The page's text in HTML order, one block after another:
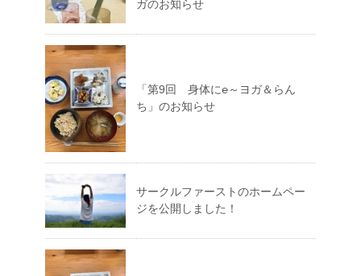
ガのお知らせ
「第9回 身体に℮～ヨガ＆らん
ち」のお知らせ
サークルファーストのホームペー
ジを公開しました！